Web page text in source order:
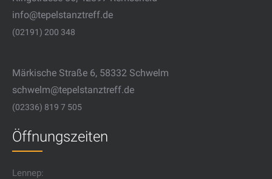
info@tepelstanztreff.de
(02191) 200 348
Märkische Straße 6, 58332 Schwelm
schwelm@tepelstanztreff.de
(02336) 819 7 505
Öffnungszeiten
Lennep: